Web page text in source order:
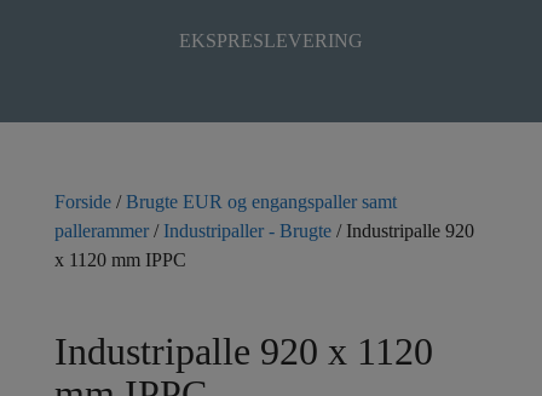
EKSPRESLEVERING
Forside /Brugte EUR og engangspaller samt
pallerammer / Industripaller - Brugte / Industripalle 920
x 1120 mm IPPC
Industripalle 920 x 1120